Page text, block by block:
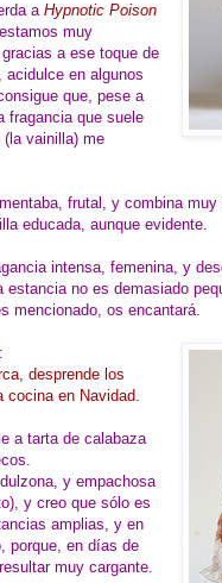
aHypnotic Poison
muy
a ese toque de
acidulce en algunos
que, pese a
fragancia que suele
(la vainilla) me
frutal, y combina
educada, aunque evidente.
intensa, femenina, y
estancia no es demasiado
mencionado, os encantará.
:
desprende los
cocina en Navidad.
a tarta de calabaza
y empachosa
y creo que sólo es
amplias, y en
porque, en días de
muy cargante.